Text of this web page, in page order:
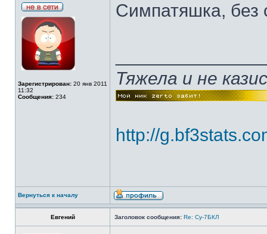
Зарегистрирован: 20 янв 2011
11:32
Сообщения: 234
Симпатяшка, без
Тяжела и не
http://
Вернуться к началу
Евгений Заголовок сообщения: Re: Су-7БКЛ